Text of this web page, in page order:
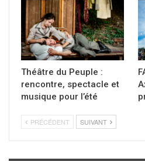
Théâtre du Peuple :
rencontre, spectacle et
musique pour l’été
PRÉCÉDENT SUIVANT